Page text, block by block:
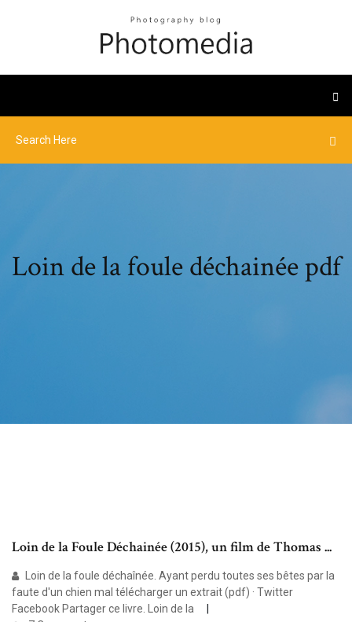
Loin de la foule déchainée pdf
Loin de la Foule Déchainée (2015), un film de Thomas ...
Loin de la foule déchaînée. Ayant perdu toutes ses bêtes par la
faute d'un chien mal télécharger un extrait (pdf) · Twitter
Facebook Partager ce livre. Loin de la